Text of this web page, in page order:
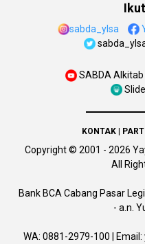
sabda_ylsa
SABDA Alkitab
KONTAK|
Copyright© 2001 - 2026
All
Bank BCA Cabang Pasar
- a.n.
WA: 0881-2979-100 | Email: